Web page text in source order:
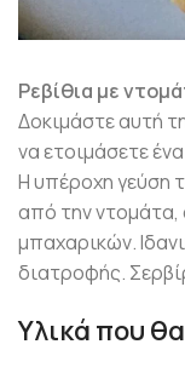
Ρεβίθια με
Δοκιμάστε αυτή
να ετοιμάσετε
Η υπέροχη γεύση
από την
μπαχαρικών.
διατροφής.
Υλικά που